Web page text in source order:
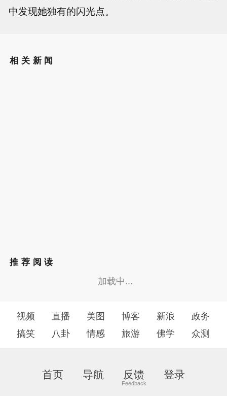
中发现她独有的闪光点。
相关新闻
推荐阅读
加载中...
视频 直播 美图 博客 新浪
政务
搞笑
八卦 情感 旅游 佛学 众测
首页 导航 反馈 登录